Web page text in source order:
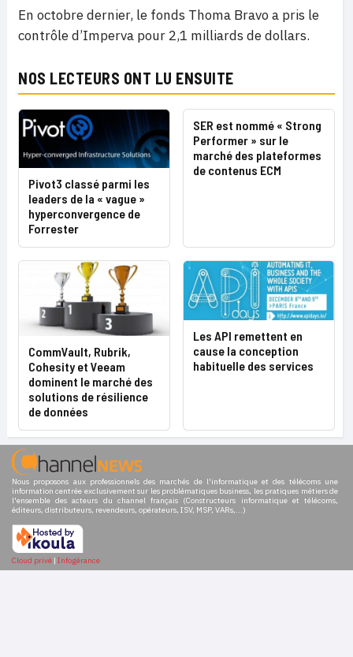
En octobre dernier, le fonds Thoma Bravo a pris le
contrôle d’Imperva pour 2,1 milliards de dollars.
NOS LECTEURS ONT LU ENSUITE
Pivot3 classé parmi les
leaders de la « vague »
hyperconvergence de
Forrester
SER est nommé « Strong
Performer » sur le
marché des plateformes
de contenus ECM
CommVault, Rubrik,
Cohesity et Veeam
dominent le marché des
solutions de résilience
de données
Les API remettent en
cause la conception
habituelle des services
Nous proposons aux professionnels des marchés de l'informatique et des télécoms une
information centrée exclusivement sur les problématiques business, les pratiques métiers de
l'ensemble des acteurs du channel français (Constructeurs informatique et télécoms,
éditeurs, distributeurs, revendeurs, opérateurs, ISV, MSP, VARs,...)
Cloud privé | Infogérance